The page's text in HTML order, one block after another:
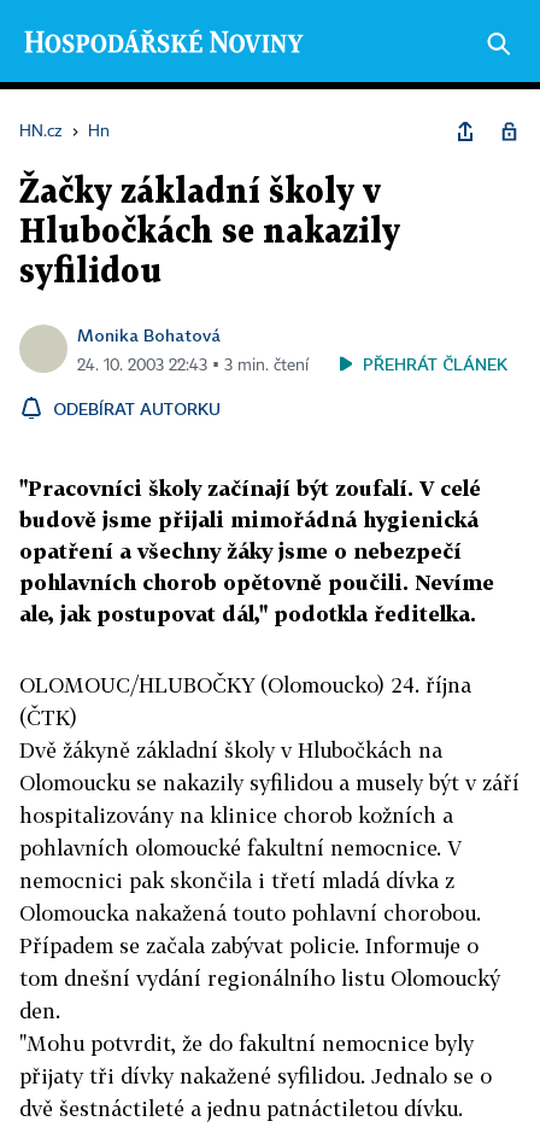
HN.cz › Hn
Žačky základní školy v
Hlubočkách se nakazily
syfilidou
Monika Bohatová
24. 10. 2003 22:43 ▪ 3 min. čtení PŘEHRÁT ČLÁNEK
ODEBÍRAT AUTORKU
"Pracovníci školy začínají být zoufalí. V celé
budově jsme přijali mimořádná hygienická
opatření a všechny žáky jsme o nebezpečí
pohlavních chorob opětovně poučili. Nevíme
ale, jak postupovat dál," podotkla ředitelka.
OLOMOUC/HLUBOČKY (Olomoucko) 24. října
(ČTK)
Dvě žákyně základní školy v Hlubočkách na
Olomoucku se nakazily syfilidou a musely být v září
hospitalizovány na klinice chorob kožních a
pohlavních olomoucké fakultní nemocnice. V
nemocnici pak skončila i třetí mladá dívka z
Olomoucka nakažená touto pohlavní chorobou.
Případem se začala zabývat policie. Informuje o
tom dnešní vydání regionálního listu Olomoucký
den.
"Mohu potvrdit, že do fakultní nemocnice byly
přijaty tři dívky nakažené syfilidou. Jednalo se o
dvě šestnáctileté a jednu patnáctiletou dívku.